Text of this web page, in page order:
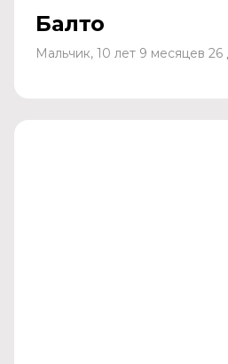
Балто
Мальчик, 10 лет 9 месяцев